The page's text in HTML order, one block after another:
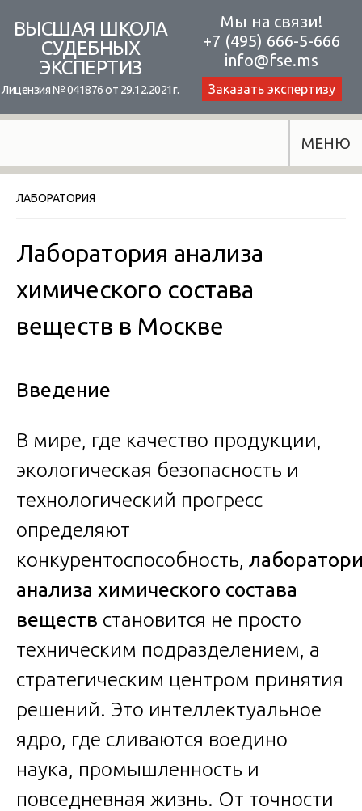
content
ВЫСШАЯ ШКОЛА
СУДЕБНЫХ
ЭКСПЕРТИЗ
Лицензия № 041876 от 29.12.2021г.
Мы на связи!
+7 (495) 666-5-666
info@fse.ms
Заказать экспертизу
МЕНЮ
ЛАБОРАТОРИЯ
Лаборатория анализа
химического состава
веществ в Москве
Введение
В мире, где качество продукции,
экологическая безопасность и
технологический прогресс
определяют
конкурентоспособность,
анализа химического состава
веществ становится не просто
техническим подразделением, а
стратегическим центром принятия
решений. Это интеллектуальное
ядро, где сливаются воедино
наука, промышленность и
повседневная жизнь. От точности